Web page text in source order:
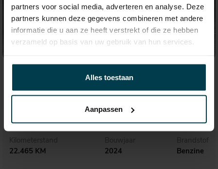
partners voor social media, adverteren en analyse. Deze
partners kunnen deze gegevens combineren met andere
informatie die u aan ze heeft verstrekt of die ze hebben
verzameld op basis van uw gebruik van hun services.
Alles toestaan
Aanpassen
Audi A3
Kilometerstand
22.465 KM
Bouwjaar
2024
Brandstof
Benzine